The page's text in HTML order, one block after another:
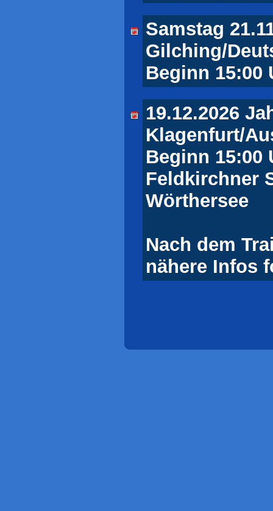
Samstag
Gilching/
Beginn 15:00
19.12.2026
Klagenfurt/
Beginn 15:00
Feldkirchner
Wörthersee
Nach dem
nähere Infos